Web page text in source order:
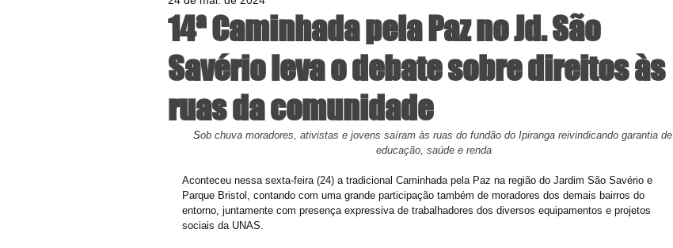
14ª Caminhada pela Paz no Jd. São
Savério leva o debate sobre direitos às
ruas da comunidade
Sob chuva moradores, ativistas e jovens saíram às ruas do fundão do Ipiranga reivindicando garantia de
educação, saúde e renda
Aconteceu nessa sexta-feira (24) a tradicional Caminhada pela Paz na região do Jardim São Savério e
Parque Bristol, contando com uma grande participação também de moradores dos demais bairros do
entorno, juntamente com presença expressiva de trabalhadores dos diversos equipamentos e projetos
sociais da UNAS.